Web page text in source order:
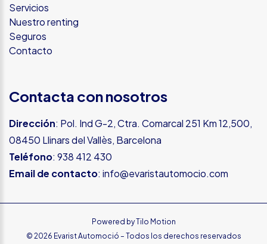
Servicios
Nuestro renting
Seguros
Contacto
Contacta con nosotros
Dirección: Pol. Ind G-2, Ctra. Comarcal 251 Km 12,500,
08450 Llinars del Vallès, Barcelona
Teléfono: 938 412 430
Email de contacto: info@evaristautomocio.com
Powered byTilo Motion
© 2026 Evarist Automoció – Todos los derechos reservados